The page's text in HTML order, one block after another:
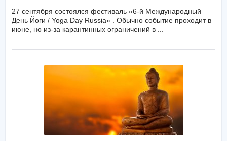
27 сентября состоялся фестиваль «6-й Международный
День Йоги / Yoga Day Russia» . Обычно событие проходит в
июне, но из-за карантинных ограничений в ...